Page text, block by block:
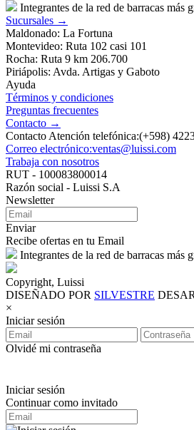
Integrantes de la red de barracas más
Sucursales →
Maldonado: La Fortuna
Montevideo: Ruta 102 casi 101
Rocha: Ruta 9 km 206.700
Piriápolis: Avda. Artigas y Gaboto
Ayuda
Términos y condiciones
Preguntas frecuentes
Contacto →
Contacto Atención telefónica:(+598)
Correo electrónico:ventas@luissi.com
Trabaja con nosotros
RUT - 100083800014
Razón social - Luissi S.A
Newsletter
Enviar
Recibe ofertas en tu Email
Integrantes de la red de barracas más
Copyright, Luissi
DISEÑADO POR SILVESTRE
×
Iniciar sesión
Olvidé mi contraseña
Iniciar sesión
Continuar como invitado